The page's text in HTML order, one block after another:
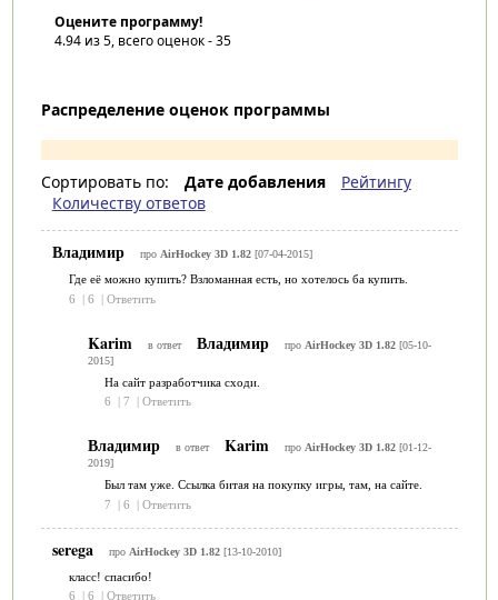
Оцените программу!
4.94из 5, всего оценок -35
Распределение оценок программы
Сортировать по: Дате добавления
Рейтингу
Количеству ответов
Владимир про AirHockey 3D 1.82[07-04-2015]
Где её можно купить? Взломанная есть, но хотелось ба купить.
6
| 6 | Ответить
Karim в ответ Владимир про AirHockey 3D 1.82[05-10-
2015]
На сайт разработчика сходи.
6
| 7 | Ответить
Владимир в ответ Karim про AirHockey 3D 1.82[01-12-
2019]
Был там уже. Ссылка битая на покупку игры, там, на сайте.
7
| 6 | Ответить
serega про AirHockey 3D 1.82[13-10-2010]
класс! спасибо!
6
| 6 | Ответить